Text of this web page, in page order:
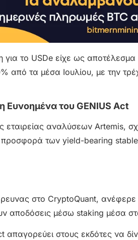
για το USDe είχε ως
από τα μέσα Ιουλίου, με την
του GENIUS Act
εταιρείας αναλύσεων Artemis,
των yield-bearing
στο CryptoQuant, ανέφερε
αποδόσεις μέσω staking μέσα
απαγορεύει στους εκδότες να